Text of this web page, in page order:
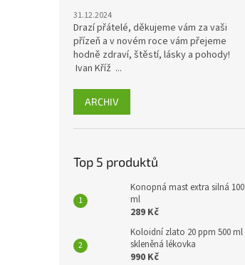
31.12.2024
Drazí přátelé, děkujeme vám za vaši
přízeň a v novém roce vám přejeme
hodně zdraví, štěstí, lásky a pohody!
Ivan Kříž ...
ARCHIV
Top 5 produktů
Konopná mast extra silná 100
ml
289 Kč
Koloidní zlato 20 ppm 500 ml
skleněná lékovka
990 Kč